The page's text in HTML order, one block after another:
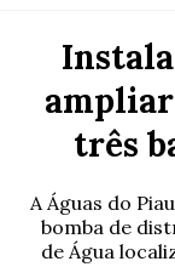
três
A Águas do
bomba de
de Água